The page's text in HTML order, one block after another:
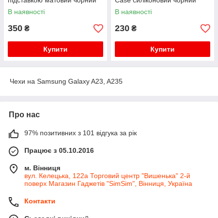
В наявності
350 ₴
Купити
В наявності
230 ₴
Купити
Чехи на Samsung Galaxy A23, A235
Про нас
97% позитивних з 101 відгука за рік
Працює з 05.10.2016
м. Вінниця
вул. Келецька, 122а Торговий центр "Вишенька" 2-й
поверх Магазин Гаджетів "SimSim", Вінниця, Україна
Контакти